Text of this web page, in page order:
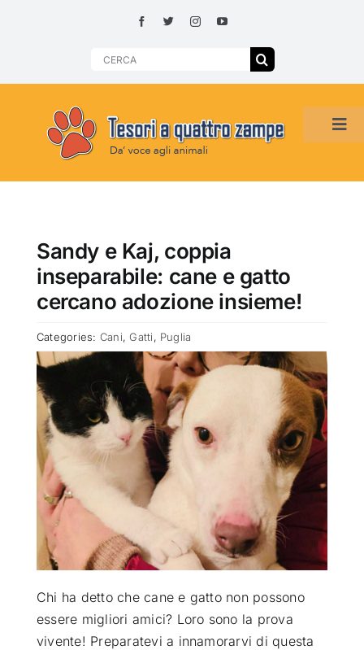
Search
HOME
SMARRITI O DA ADOTTARE
ADOTTATI O RITROVATI
ATTUALITÀ
VIDEO
CHI SIAMO
RUBRICHE
SEMPRE CON ME
Sandy e Kaj, coppia
inseparabile: cane e gatto
cercano adozione insieme!
Categories: Cani,Gatti, Puglia
Chi ha detto che cane e gatto non possono
essere migliori amici? Loro sono la prova
vivente! Preparatevi a innamorarvi di questa